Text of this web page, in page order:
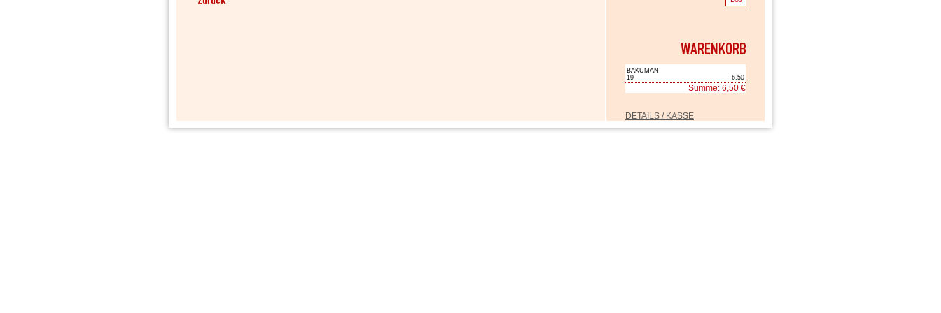
BAKUMAN
19
6,50
Summe: 6,50 €
DETAILS / KASSE